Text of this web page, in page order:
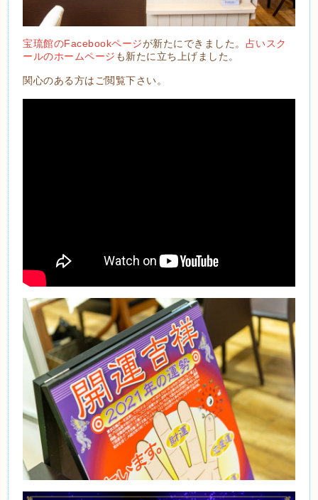
宝琉館のFacebookページが新たにできました。 占いスク
ールのホームページ も新たに立ち上げました。
関心のある方はご閲覧下さい。